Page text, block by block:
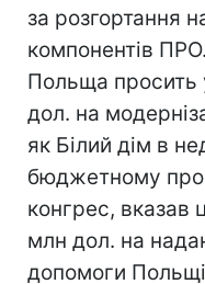
за розгортання
компонентів
Польща
дол. на
як Білий дім в
бюджетному
конгрес, вказав
млн дол. на
допомоги